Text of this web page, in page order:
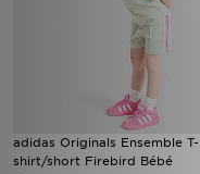
adidas Originals Ensemble T-
shirt/short Firebird Bébé